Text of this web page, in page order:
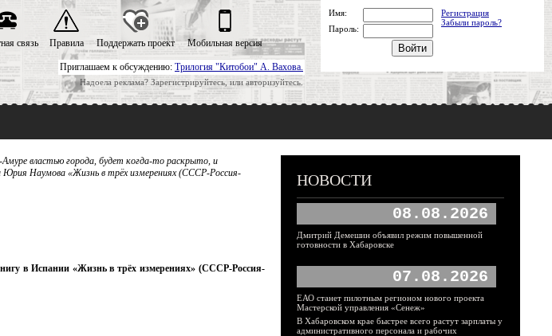
Приглашаем к обсуждению: Трилогия "Китобои" А. Вахова.
Надоела реклама? Зарегистрируйтесь, или авторизуйтесь.
связь Правила Поддержать проект Мобильная версия
Имя:
Регистрация
Забыли пароль?
Пароль:
властью города, будет когда-то раскрыто, и
Юрия Наумова «Жизнь в трёх измерениях (СССР-Россия-
в Испании «Жизнь в трёх измерениях» (СССР-Россия-
НОВОСТИ
08.08.2026
Дмитрий Демешин объявил режим повышенной
готовности в Хабаровске
07.08.2026
ЕАО станет пилотным регионом нового проекта
Мастерской управления «Сенеж»
В Хабаровском крае быстрее всего растут зарплаты у
административного персонала и рабочих